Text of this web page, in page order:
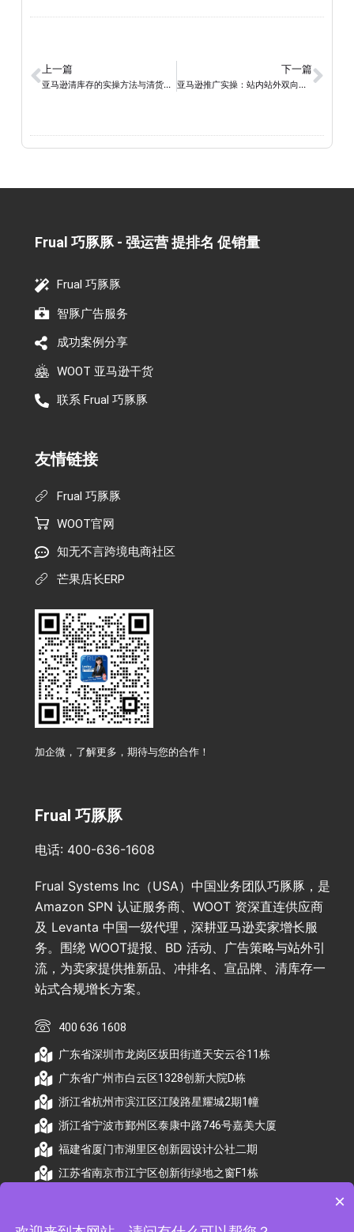
上一篇
亚马逊清库存的实操方法与清货渠道详解
下一篇
亚马逊推广实操：站内站外双向引流变现
Frual 巧豚豚 - 强运营 提排名 促销量​
Frual 巧豚豚
智豚广告服务
成功案例分享
WOOT 亚马逊干货
联系 Frual 巧豚豚
友情链接
Frual 巧豚豚
WOOT官网
知无不言跨境电商社区
芒果店长ERP
加企微，了解更多，期待与您的合作！
Frual 巧豚豚
电话: 400-636-1608
Frual Systems Inc（USA）中国业务团队巧豚豚，是
Amazon SPN 认证服务商、WOOT 资深直连供应商
及 Levanta 中国一级代理，深耕亚马逊卖家增长服
务。围绕 WOOT提报、BD 活动、广告策略与站外引
流，为卖家提供推新品、冲排名、宣品牌、清库存一
站式合规增长方案。
400 636 1608
广东省深圳市龙岗区坂田街道天安云谷11栋
广东省广州市白云区1328创新大院D栋
浙江省杭州市滨江区江陵路星耀城2期1幢
浙江省宁波市鄞州区泰康中路746号嘉美大厦
福建省厦门市湖里区创新园设计公社二期
江苏省南京市江宁区创新街绿地之窗F1栋
×